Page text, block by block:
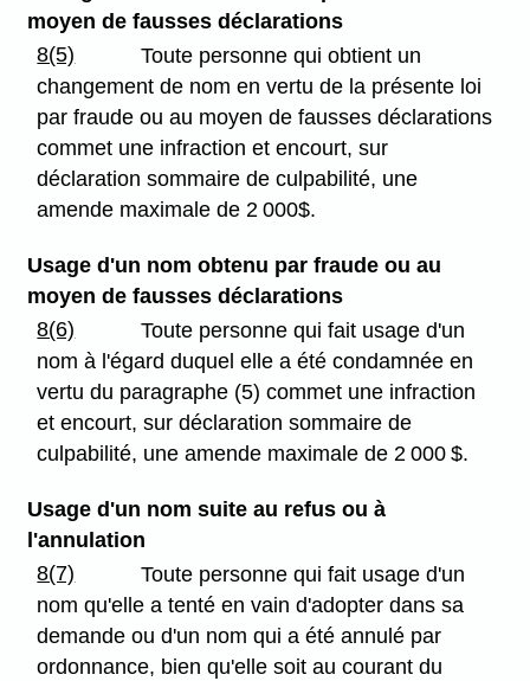
moyen de fausses déclarations
8(5)
Toute personne qui obtient un
changement de nom en vertu de la présente loi
par fraude ou au moyen de fausses déclarations
commet une infraction et encourt, sur
déclaration sommaire de culpabilité, une
amende maximale de 2 000$.
Usage d'un nom obtenu par fraude ou au
moyen de fausses déclarations
8(6)
Toute personne qui fait usage d'un
nom à l'égard duquel elle a été condamnée en
vertu du paragraphe (5) commet une infraction
et encourt, sur déclaration sommaire de
culpabilité, une amende maximale de 2 000 $.
Usage d'un nom suite au refus ou à
l'annulation
8(7)
Toute personne qui fait usage d'un
nom qu'elle a tenté en vain d'adopter dans sa
demande ou d'un nom qui a été annulé par
ordonnance, bien qu'elle soit au courant du